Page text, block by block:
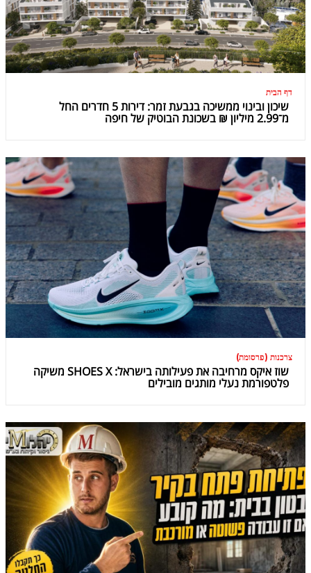
דף הבית
שיכון ובינוי ממשיכה בגבעת זמר: דירות 5 חדרים החל
מ־2.99 מיליון ₪ בשכונת הבוטיק של חיפה
צרכנות (פרסומת)
שוז איקס מרחיבה את פעילותה בישראל: SHOES X משיקה
פלטפורמת נעלי מותגים מובילים